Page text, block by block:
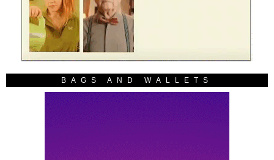
BAGS AND WALLETS